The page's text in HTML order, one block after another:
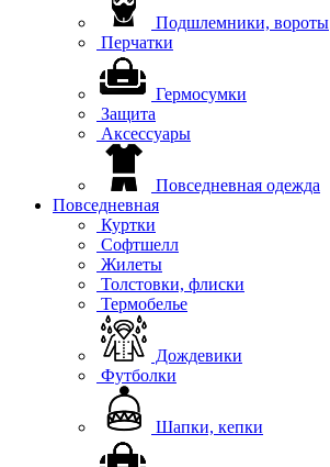
Подшлемники, вороты
Перчатки
Гермосумки
Защита
Аксессуары
Повседневная одежда
Повседневная
Куртки
Софтшелл
Жилеты
Толстовки, флиски
Термобелье
Дождевики
Футболки
Шапки, кепки